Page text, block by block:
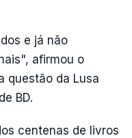
e já não
afirmou o
questão da Lusa
BD.
centenas de livros